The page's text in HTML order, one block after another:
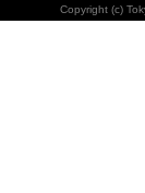
Copyright (c)